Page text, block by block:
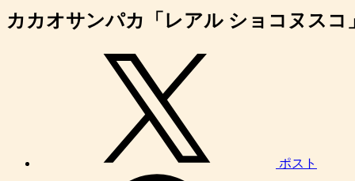
カカオサンパカ「レアル ショコヌスコ
ポスト